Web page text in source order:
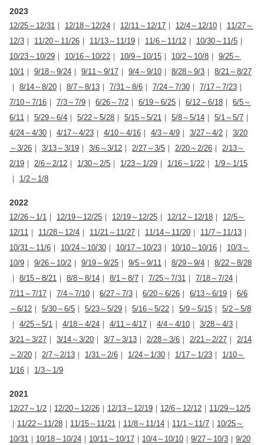
2023
12/25～12/31 ｜ 12/18～12/24 ｜ 12/11～12/17 ｜ 12/4～12/10 ｜ 11/27～
12/3 ｜ 11/20～11/26 ｜ 11/13～11/19 ｜ 11/6～11/12 ｜ 10/30～11/5 ｜
10/23～10/29 ｜ 10/16～10/22 ｜ 10/9～10/15 ｜ 10/2～10/8 ｜ 9/25～
10/1 ｜ 9/18～9/24 ｜ 9/11～9/17 ｜ 9/4～9/10 ｜ 8/28～9/3 ｜ 8/21～8/27
｜ 8/14～8/20 ｜ 8/7～8/13 ｜ 7/31～8/6 ｜ 7/24～7/30 ｜ 7/17～7/23 ｜
7/10～7/16 ｜ 7/3～7/9 ｜ 6/26～7/2 ｜ 6/19～6/25 ｜ 6/12～6/18 ｜ 6/5～
6/11 ｜ 5/29～6/4 ｜ 5/22～5/28 ｜ 5/15～5/21 ｜ 5/8～5/14 ｜ 5/1～5/7 ｜
4/24～4/30 ｜ 4/17～4/23 ｜ 4/10～4/16 ｜ 4/3～4/9 ｜ 3/27～4/2 ｜ 3/20
～3/26 ｜ 3/13～3/19 ｜ 3/6～3/12 ｜ 2/27～3/5 ｜ 2/20～2/26 ｜ 2/13～
2/19 ｜ 2/6～2/12 ｜ 1/30～2/5 ｜ 1/23～1/29 ｜ 1/16～1/22 ｜ 1/9～1/15
｜ 1/2～1/8
2022
12/26～1/1 ｜ 12/19～12/25 ｜ 12/19～12/25 ｜ 12/12～12/18 ｜ 12/5～
12/11 ｜ 11/28～12/4 ｜ 11/21～11/27 ｜ 11/14～11/20 ｜ 11/7～11/13 ｜
10/31～11/6 ｜ 10/24～10/30 ｜ 10/17～10/23 ｜ 10/10～10/16 ｜ 10/3～
10/9 ｜ 9/26～10/2 ｜ 9/19～9/25 ｜ 9/5～9/11 ｜ 8/29～9/4 ｜ 8/22～8/28
｜ 8/15～8/21 ｜ 8/8～8/14 ｜ 8/1～8/7 ｜ 7/25～7/31 ｜ 7/18～7/24 ｜
7/11～7/17 ｜ 7/4～7/10 ｜ 6/27～7/3 ｜ 6/20～6/26 ｜ 6/13～6/19 ｜ 6/6
～6/12 ｜ 5/30～6/5 ｜ 5/23～5/29 ｜ 5/16～5/22 ｜ 5/9～5/15 ｜ 5/2～5/8
｜ 4/25～5/1 ｜ 4/18～4/24 ｜ 4/11～4/17 ｜ 4/4～4/10 ｜ 3/28～4/3 ｜
3/21～3/27 ｜ 3/14～3/20 ｜ 3/7～3/13 ｜ 2/28～3/6 ｜ 2/21～2/27 ｜ 2/14
～2/20 ｜ 2/7～2/13 ｜ 1/31～2/6 ｜ 1/24～1/30 ｜ 1/17～1/23 ｜ 1/10～
1/16 ｜ 1/3～1/9
2021
12/27～1/2 ｜ 12/20～12/26 ｜ 12/13～12/19 ｜ 12/6～12/12 ｜ 11/29～12/5
｜ 11/22～11/28 ｜ 11/15～11/21 ｜ 11/8～11/14 ｜ 11/1～11/7 ｜ 10/25～
10/31 ｜ 10/18～10/24 ｜ 10/11～10/17 ｜ 10/4～10/10 ｜ 9/27～10/3 ｜ 9/20